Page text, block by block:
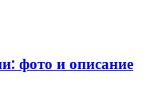
фото и описание